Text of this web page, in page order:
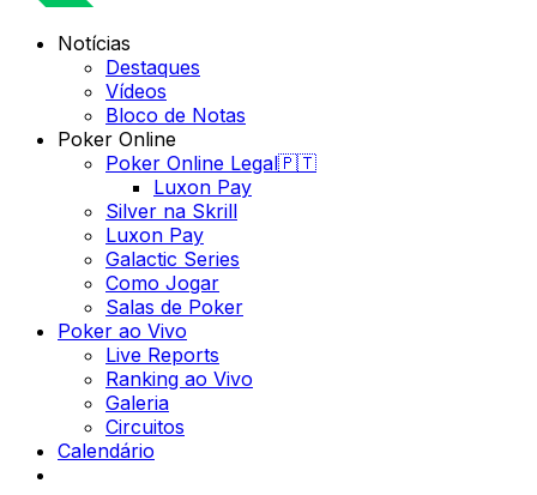
Notícias
Destaques
Vídeos
Bloco de Notas
Poker Online
Poker Online Legal🇵🇹
Luxon Pay
Silver na Skrill
Luxon Pay
Galactic Series
Como Jogar
Salas de Poker
Poker ao Vivo
Live Reports
Ranking ao Vivo
Galeria
Circuitos
Calendário